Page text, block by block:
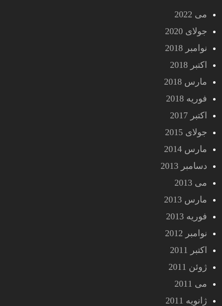
می 2022
جولای 2020
نوامبر 2018
اکتبر 2018
مارس 2018
فوریه 2018
اکتبر 2017
جولای 2015
مارس 2014
دسامبر 2013
می 2013
مارس 2013
فوریه 2013
نوامبر 2012
اکتبر 2011
ژوئن 2011
می 2011
ژانویه 2011